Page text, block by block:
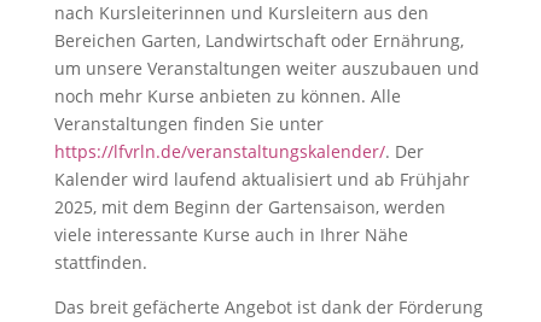
nach Kursleiterinnen und Kursleitern aus den
Bereichen Garten, Landwirtschaft oder Ernährung,
um unsere Veranstaltungen weiter auszubauen und
noch mehr Kurse anbieten zu können. Alle
Veranstaltungen finden Sie unter
https://lfvrln.de/veranstaltungskalender/. Der
Kalender wird laufend aktualisiert und ab Frühjahr
2025, mit dem Beginn der Gartensaison, werden
viele interessante Kurse auch in Ihrer Nähe
stattfinden.
Das breit gefächerte Angebot ist dank der Förderung